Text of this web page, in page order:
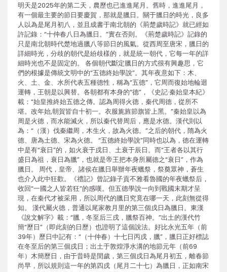
明天是2025年的第二天，農歷也已進進尾月。舊時，進進尾月，
有一個最主要的節日要慶賀，那就是臘日。關于臘日的時光，良多
人以為是尾月初八，並且成書于南北朝的《荊楚歲時記》就已經如
許記錄：“十仲春八日為臘日。”實在否則。《荊楚歲時記》記錄的
只是南北朝時代楚地過臘八等節日的風氣。從西周至唐宋，臘日的
詳細時光，分歧的朝代是紛歧樣的，就是統一朝代，它每一年的詳
細時光也不是固定的。 各個朝代斷定臘日的方式很有興趣思，它
們的根據是傳統文明中的“五德終始學說”。其年夜意如下：木、
火、土、金、水所代表五種德性，稱為“五德”，它周而復始地輪迴
運轉，王朝是以興替。各朝都有本身的“德”，《史記·秦始皇本紀》
載：“始皇推終始五德之傳。認為周得火德，秦代周德，從所不
堪。改年始,朝賀皆自十初一。衣服旄旌節旗皆上黑。”秦始皇以為
周是火德，而水能滅火，所以秦代替周后，應是水德。漢代則以
為：“（漢）伐秦繼周，木生火，故為火德。”之后的朝代，隋為火
德、唐為土德、宋為火德。 “五德終始學說”同時也以為，德在運轉
中是有“衰日”的，如火衰于戌日、土衰于辰日。而“王者各以其行
盛日為祖，衰日為臘”，也就是帝王把本身所屬德之“衰日”，作為
臘日。 周代，皇帝、諸侯在臘日舉辦年夜蠟祭，祭奠眾神，蒼生
也介入此中狂歡。《禮記》曾記錄子貢不雅看魯國的年夜蠟祭后，
收回“一國之人皆若狂”的感嘆。但五德學說一向到戰國末期才呈
現，在秦代才被采用，所以周代的臘日究竟在哪一天，此刻無從得
知。 漢代屬火德，普通以尾家教月里的第三個戌日為臘日。東漢
《說文解字》載：“臘，冬至后三戌，臘祭百神。”出土的漢代竹
簡“歷日”（即此刻的日歷）也證明了這個說法。好比永光五年（前
39年）歷日中記有：“（十仲春）十七日丙戌，臘”，臘日正好標誌
在冬至后的第三個戌日；出土于敦煌淨水溝的地節元年（前69
年）木簡歷日，由于昔時是閏歲，第三個戌日為尾月初五，離春節
尚早，所以規則這一年的第四戌（尾月二十七）為臘日，正如南宋